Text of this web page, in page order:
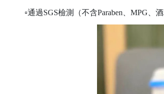
▫️通過SGS檢測（不含Paraben、MPG、